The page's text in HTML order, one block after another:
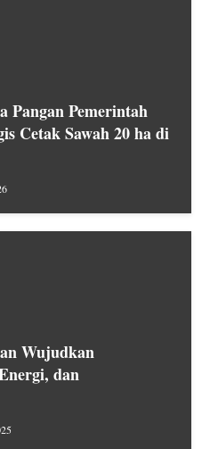
Pangan Pemerintah
Cetak Sawah 20 ha di
Wujudkan
dan